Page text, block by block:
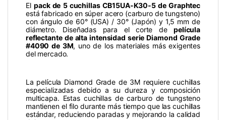
El pack de 5 cuchillas CB15UA-K30-5 de Graphtec
está fabricado en súper acero (carburo de tungsteno)
con ángulo de 60° (USA) / 30° (Japón) y 1,5 mm de
diámetro. Diseñadas para el corte depelícula
reflectante de alta intensidad serie Diamond Grade
#4090 de 3M, uno de los materiales más exigentes
del mercado.
La película Diamond Grade de 3M requiere cuchillas
especializadas debido a su dureza y composición
multicapa. Estas cuchillas de carburo de tungsteno
mantienen el filo durante más tiempo que las cuchillas
estándar, reduciendo paradas y mejorando la calidad